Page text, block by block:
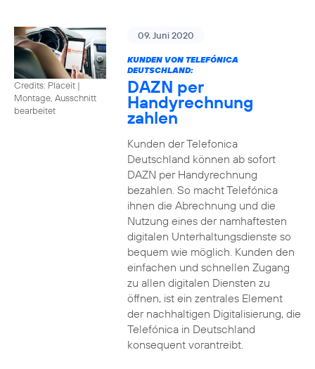
Credits: Placeit |
Montage, Ausschnitt
bearbeitet
09. Juni 2020
KUNDEN VON TELEFÓNICA
DEUTSCHLAND:
DAZN per
Handyrechnung
zahlen
Kunden der Telefonica
Deutschland können ab sofort
DAZN per Handyrechnung
bezahlen. So macht Telefónica
ihnen die Abrechnung und die
Nutzung eines der namhaftesten
digitalen Unterhaltungsdienste so
bequem wie möglich. Kunden den
einfachen und schnellen Zugang
zu allen digitalen Diensten zu
öffnen, ist ein zentrales Element
der nachhaltigen Digitalisierung, die
Telefónica in Deutschland
konsequent vorantreibt.